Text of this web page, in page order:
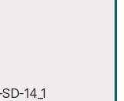
14_1